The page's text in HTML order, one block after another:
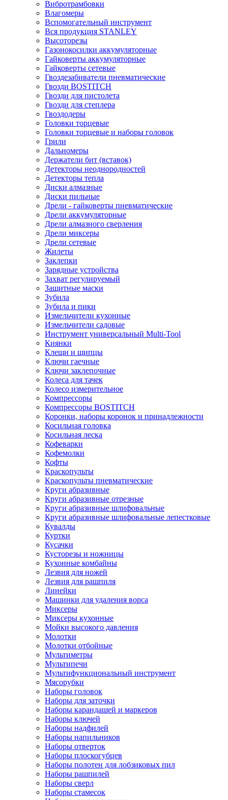
Вибротрамбовки
Влагомеры
Вспомогательный инструмент
Вся продукция STANLEY
Высоторезы
Газонокосилки аккумуляторные
Гайковерты аккумуляторные
Гайковерты сетевые
Гвоздезабиватели пневматические
Гвозди BOSTITCH
Гвозди для пистолета
Гвозди для степлера
Гвоздодеры
Головки торцевые
Головки торцевые и наборы головок
Грили
Дальномеры
Держатели бит (вставок)
Детекторы неоднородностей
Детекторы тепла
Диски алмазные
Диски пильные
Дрели - гайковерты пневматические
Дрели аккумуляторные
Дрели алмазного сверления
Дрели миксеры
Дрели сетевые
Жилеты
Заклепки
Зарядные устройства
Захват регулируемый
Защитные маски
Зубила
Зубила и пики
Измельчители кухонные
Измельчители садовые
Инструмент универсальный Multi-Tool
Киянки
Клещи и щипцы
Ключи гаечные
Ключи заклепочные
Колеса для тачек
Колесо измерительное
Компрессоры
Компрессоры BOSTITCH
Коронки, наборы коронок и принадлежности
Косильная головка
Косильная леска
Кофеварки
Кофемолки
Кофты
Краскопульты
Краскопульты пневматические
Круги абразивные
Круги абразивные отрезные
Круги абразивные шлифовальные
Круги абразивные шлифовальные лепестковые
Кувалды
Куртки
Кусачки
Кусторезы и ножницы
Кухонные комбайны
Лезвия для ножей
Лезвия для рашпиля
Линейки
Машинки для удаления ворса
Миксеры
Миксеры кухонные
Мойки высокого давления
Молотки
Молотки отбойные
Мультиметры
Мультипечи
Мультифункциональный инструмент
Мясорубки
Наборы головок
Наборы для заточки
Наборы карандашей и маркеров
Наборы ключей
Наборы надфилей
Наборы напильников
Наборы отверток
Наборы плоскогубцев
Наборы полотен для лобзиковых пил
Наборы рашпилей
Наборы сверл
Наборы стамесок